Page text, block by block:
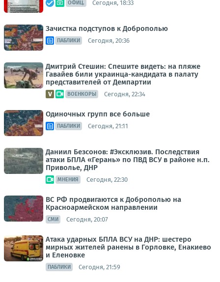
ОФИЦ. Сегодня, 18:33
Зачистка подступов к Доброполью
ПАБЛИКИ Сегодня, 20:36
Дмитрий Стешин: Спешите видеть: на пляже
Гавайев били украинца-кандидата в палату
представителей от Демпартии
ВОЕНКОРЫ Сегодня, 22:34
Одиночных групп все больше
ПАБЛИКИ Сегодня, 21:11
Даниил Безсонов: #Эксклюзив. Последствия
атаки БПЛА «Герань» по ПВД ВСУ в районе н.п.
Приволье, ДНР
МНЕНИЯ Сегодня, 22:30
ВС РФ продвигаются к Доброполью на
Красноармейском направлении
СМИ Сегодня, 20:07
Атака ударных БПЛА ВСУ на ДНР: шестеро
мирных жителей ранены в Горловке, Енакиево
и Еленовке
ПАБЛИКИ Сегодня, 21:59